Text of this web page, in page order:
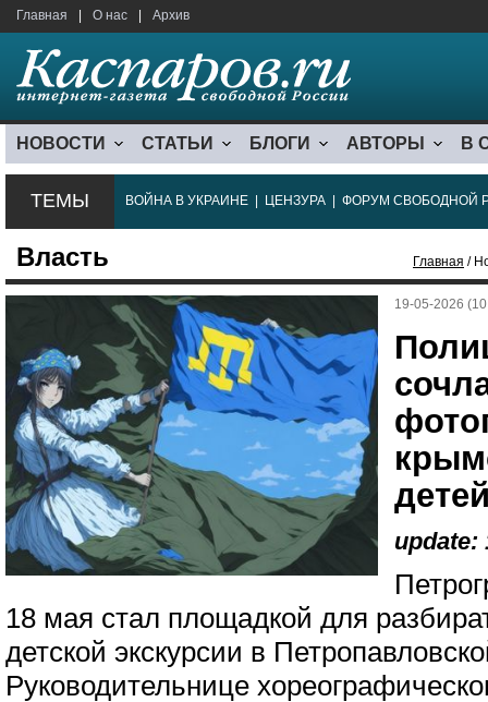
Главная О нас Архив
НОВОСТИ СТАТЬИ БЛОГИ АВТОРЫ В
ТЕМЫ ВОЙНА В УКРАИНЕ ЦЕНЗУРА ФОРУМ СВОБОДНОЙ
Власть Главная /
19-05-2026
update:
18 мая стал площадкой для
детской экскурсии в
Руководительнице